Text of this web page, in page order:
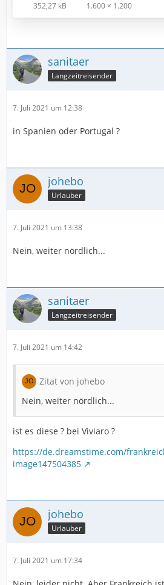
352,27 kB 1.600 × 1.200
sanitaer
Langzeitreisender
7. Juli 2021 um 12:38
in Spanien oder Portugal ?
johebo
Urlauber
7. Juli 2021 um 13:38
Nein, weiter nördlich...
sanitaer
Langzeitreisender
7. Juli 2021 um 14:42
Zitat von johebo
Nein, weiter nördlich...
ist es diese ? bei Viviaro ?
https://de.dreamstime.com/
image147504385
johebo
Urlauber
7. Juli 2021 um 17:34